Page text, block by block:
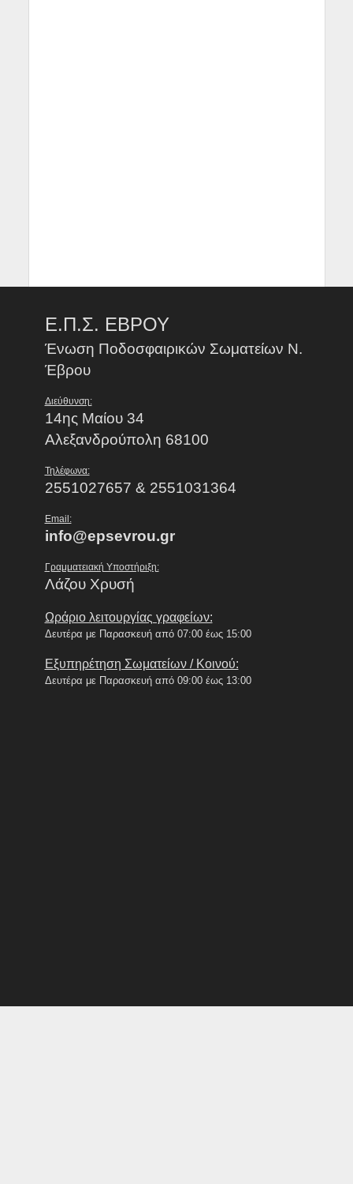
Ε.Π.Σ. ΕΒΡΟΥ
Ένωση Ποδοσφαιρικών Σωματείων Ν.
Έβρου
Διεύθυνση:
14ης Μαίου 34
Αλεξανδρούπολη 68100
Τηλέφωνα:
2551027657 & 2551031364
Email:
info@epsevrou.gr
Γραμματειακή Υποστήριξη:
Λάζου Χρυσή
Ωράριο λειτουργίας γραφείων:
Δευτέρα με Παρασκευή από 07:00 έως 15:00
Εξυπηρέτηση Σωματείων / Κοινού:
Δευτέρα με Παρασκευή από 09:00 έως 13:00